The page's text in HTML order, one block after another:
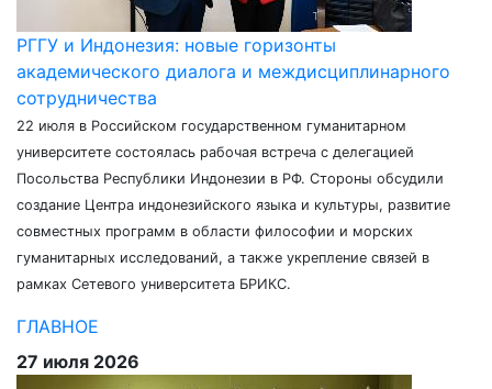
РГГУ и Индонезия: новые горизонты
академического диалога и междисциплинарного
сотрудничества
22 июля в Российском государственном гуманитарном
университете состоялась рабочая встреча с делегацией
Посольства Республики Индонезии в РФ. Стороны обсудили
создание Центра индонезийского языка и культуры, развитие
совместных программ в области философии и морских
гуманитарных исследований, а также укрепление связей в
рамках Сетевого университета БРИКС.
ГЛАВНОЕ
27 июля 2026